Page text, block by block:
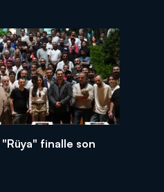
finalle son